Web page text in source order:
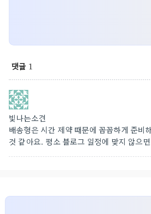
댓글 1
빛나는소견
배송형은 시간 제약 때문에 꼼꼼하게 준비
것 같아요. 평소 블로그 일정에 맞지 않으